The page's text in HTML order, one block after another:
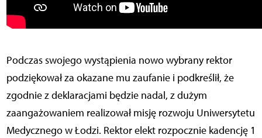
Podczas swojego wystąpienia nowo wybrany rektor
podziękował za okazane mu zaufanie i podkreślił, że
zgodnie z deklaracjami będzie nadal, z dużym
zaangażowaniem realizował misję rozwoju Uniwersytetu
Medycznego w Łodzi. Rektor elekt rozpocznie kadencję 1